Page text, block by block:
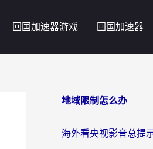
回国加速器游戏 回国加速器
地域限制怎么办